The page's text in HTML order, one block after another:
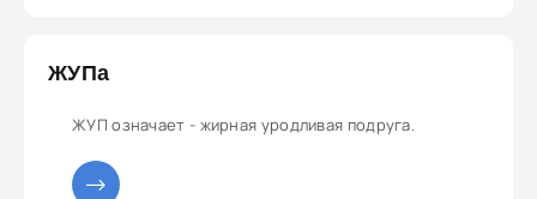
ЖУПа
ЖУП означает - жирная уродливая подруга.